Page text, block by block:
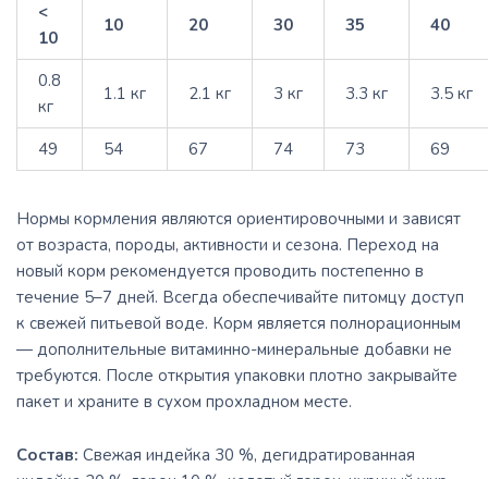
<
10
10 20 30 35 40
0.8
кг
1.1 кг 2.1 кг 3 кг 3.3 кг 3.5 кг
49 54 67 74 73 69
Нормы кормления являются ориентировочными и зависят
от возраста, породы, активности и сезона. Переход на
новый корм рекомендуется проводить постепенно в
течение 5–7 дней. Всегда обеспечивайте питомцу доступ
к свежей питьевой воде. Корм является полнорационным
— дополнительные витаминно-минеральные добавки не
требуются. После открытия упаковки плотно закрывайте
пакет и храните в сухом прохладном месте.
Состав: Свежая индейка 30 %, дегидратированная